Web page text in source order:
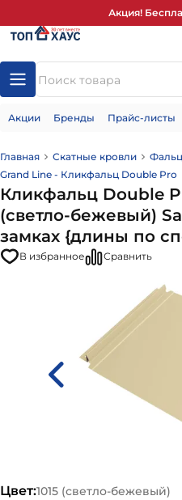
Акция!
Акции Бренды Прайс-листы
Главная Скатные кровли
Grand Line - Кликфальц Double Pro
Кликфальц Double
(светло-бежевый)
замках {длины по
В избранное Сравнить
Цвет:1015 (светло-бежевый)